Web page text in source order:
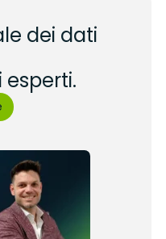
dei dati
esperti.